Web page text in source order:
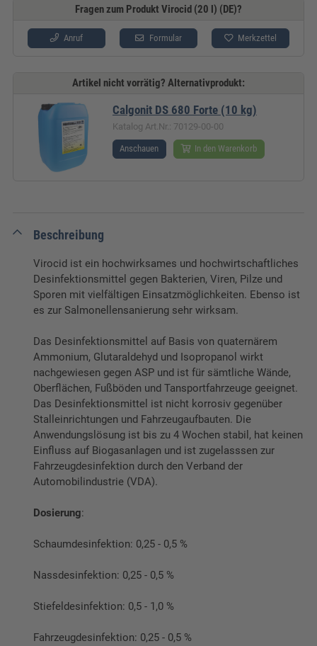
Fragen zum Produkt Virocid (20 l) (DE)?
Anruf Formular Merkzettel
Artikel nicht vorrätig? Alternativprodukt:
Calgonit DS 680 Forte (10 kg)
Katalog Art.Nr.: 70129-00-00
Anschauen In den Warenkorb
Beschreibung
Virocid ist ein hochwirksames und hochwirtschaftliches
Desinfektionsmittel gegen Bakterien, Viren, Pilze und
Sporen mit vielfältigen Einsatzmöglichkeiten. Ebenso ist
es zur Salmonellensanierung sehr wirksam.
Das Desinfektionsmittel auf Basis von quaternärem
Ammonium, Glutaraldehyd und Isopropanol wirkt
nachgewiesen gegen ASP und ist für sämtliche Wände,
Oberflächen, Fußböden und Tansportfahrzeuge geeignet.
Das Desinfektionsmittel ist nicht korrosiv gegenüber
Stalleinrichtungen und Fahrzeugaufbauten. Die
Anwendungslösung ist bis zu 4 Wochen stabil, hat keinen
Einfluss auf Biogasanlagen und ist zugelasssen zur
Fahrzeugdesinfektion durch den Verband der
Automobilindustrie (VDA).
Dosierung:
Schaumdesinfektion: 0,25 - 0,5 %
Nassdesinfektion: 0,25 - 0,5 %
Stiefeldesinfektion: 0,5 - 1,0 %
Fahrzeugdesinfektion: 0,25 - 0,5 %